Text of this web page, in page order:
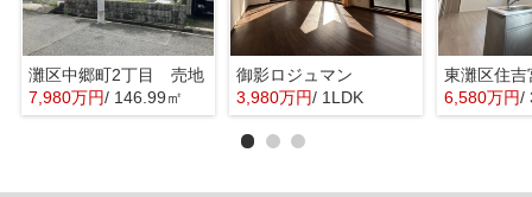
灘区中郷町2丁目 売地
7,980万円/ 146.99㎡
御影ロジュマン
3,980万円/ 1LDK 6,580万円/